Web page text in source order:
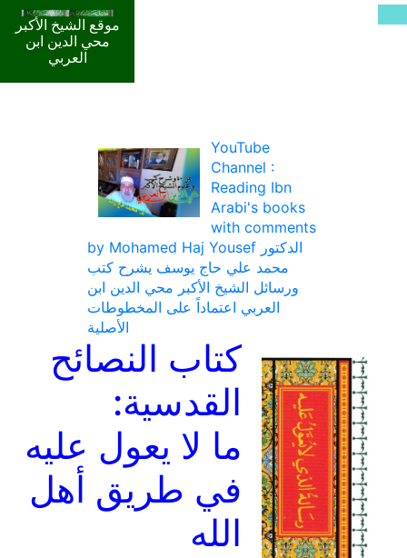
موقع الشيخ الأكبر
محي الدين ابن
العربي
YouTube
Channel :
Reading Ibn
Arabi's books
with comments
by Mohamed Haj Yousef الدكتور
محمد علي حاج يوسف يشرح كتب
ورسائل الشيخ الأكبر محي الدين ابن
العربي اعتماداً على المخطوطات
الأصلية
كتاب النصائح
القدسية:
ما لا يعول عليه
في طريق أهل
الله